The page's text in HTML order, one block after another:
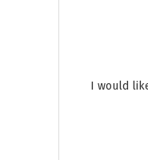
I would